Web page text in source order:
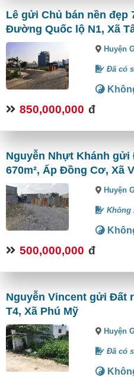
Lê gửi Chủ bán nền đẹp
Đường Quốc lộ N1, Xã
Huyện
Đã có
850,000,000 đ
Nguyễn Nhựt Khánh gửi
670m², Ấp Đồng Cơ, Xã
Huyện
Không
500,000,000 đ
Nguyễn Vincent gửi Đất
T4, Xã Phú Mỹ
Huyện
Đã có